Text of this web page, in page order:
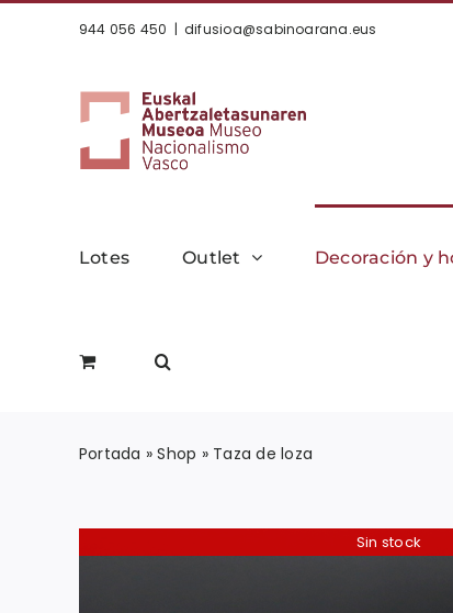
944 056 450 | difusioa@sabinoarana.eus
Lotes Outlet Decoración y
Portada »Shop » Taza de loza
Sin stock